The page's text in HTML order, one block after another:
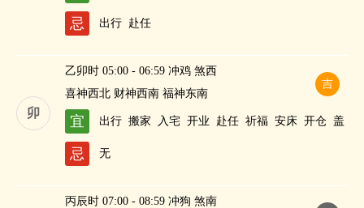
忌 出行 赴任
卯
吉
乙卯时 05:00 - 06:59 冲鸡 煞西
喜神西北 财神西南 福神东南
宜 出行 搬家 入宅 开业 赴任 祈福 安床 开仓 盖
忌 无
丙辰时 07:00 - 08:59 冲狗 煞南